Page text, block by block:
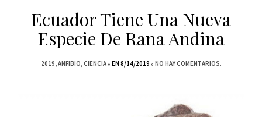
Ecuador Tiene Una Nueva
Especie De Rana Andina
2019 ANFIBIO CIENCIA EN 8/14/2019 NO HAY COMENTARIOS.